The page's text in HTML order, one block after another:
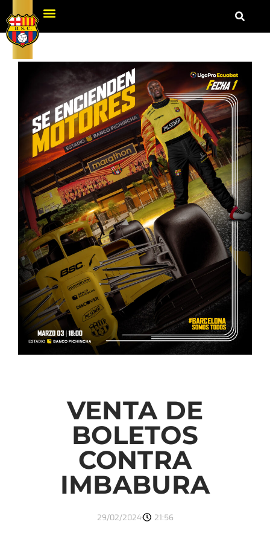
VENTA DE
BOLETOS
CONTRA
IMBABURA
29/02/2024 21:56